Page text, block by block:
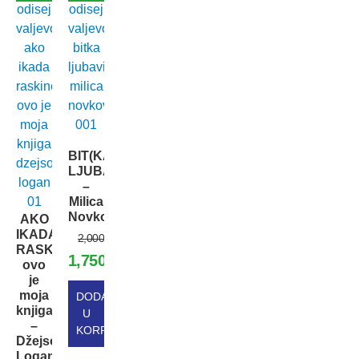
AKO
IKADA
RASKINEMO,
ovo
je
moja
knjiga
–
Džejson
Logan
BIT(KA)
LJUBAVI
–
Milica
Novković
2,000.00
1,750.00
DODAJ
U
KORPU